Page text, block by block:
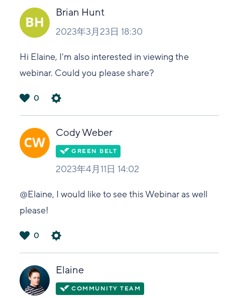
い
Brian Hunt
2023年3月23日 18:30
Hi Elaine, I'm also interested in viewing the
webinar. Could you please share?
い
0
Cody Weber
2023年4月11日 14:02
@Elaine, I would like to see this Webinar as well
please!
い
0
Elaine